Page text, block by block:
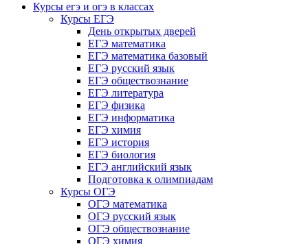
Курсы егэ и огэ в классах
Курсы ЕГЭ
День открытых дверей
ЕГЭ математика
ЕГЭ математика базовый
ЕГЭ русский язык
ЕГЭ обществознание
ЕГЭ литература
ЕГЭ физика
ЕГЭ информатика
ЕГЭ химия
ЕГЭ история
ЕГЭ биология
ЕГЭ английский язык
Подготовка к олимпиадам
Курсы ОГЭ
ОГЭ математика
ОГЭ русский язык
ОГЭ обществознание
ОГЭ химия